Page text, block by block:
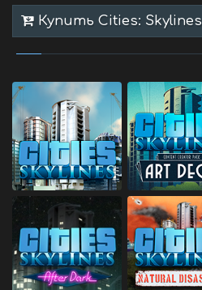
Купить Cities: Skylines